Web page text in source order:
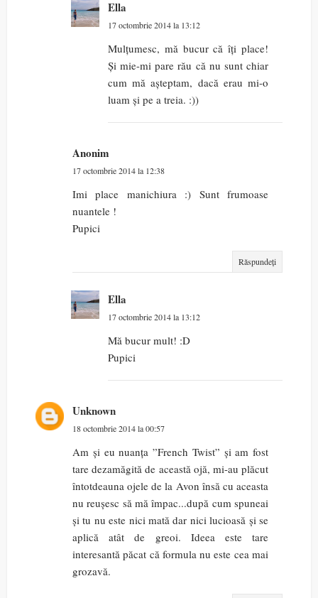
Ella
17 octombrie 2014 la 13:12
Mulțumesc, mă bucur că îți place!
Și mie-mi pare rău că nu sunt chiar
cum mă așteptam, dacă erau mi-o
luam și pe a treia. :))
Anonim
17 octombrie 2014 la 12:38
Imi place manichiura :) Sunt frumoase
nuantele !
Pupici
Răspundeți
Ella
17 octombrie 2014 la 13:12
Mă bucur mult! :D
Pupici
Unknown
18 octombrie 2014 la 00:57
Am și eu nuanța ”French Twist” și am fost
tare dezamăgită de această ojă, mi-au plăcut
întotdeauna ojele de la Avon însă cu aceasta
nu reușesc să mă împac...după cum spuneai
și tu nu este nici mată dar nici lucioasă și se
aplică atât de greoi. Ideea este tare
interesantă păcat că formula nu este cea mai
grozavă.